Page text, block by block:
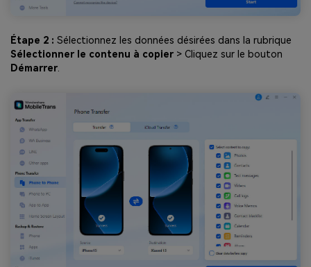
Étape 2 : Sélectionnez les données désirées dans la rubrique
Sélectionner le contenu à copier > Cliquez sur le bouton
Démarrer.